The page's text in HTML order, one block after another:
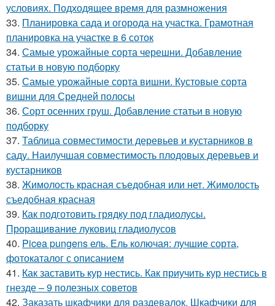
условиях. Подходящее время для размножения
33. Планировка сада и огорода на участка. Грамотная
планировка на участке в 6 соток
34. Самые урожайные сорта черешни. Добавление
статьи в новую подборку
35. Самые урожайные сорта вишни. Кустовые сорта
вишни для Средней полосы
36. Сорт осенних груш. Добавление статьи в новую
подборку
37. Таблица совместимости деревьев и кустарников в
саду. Наилучшая совместимость плодовых деревьев и
кустарников
38. Жимолость красная съедобная или нет. Жимолость
съедобная красная
39. Как подготовить грядку под гладиолусы.
Проращивание луковиц гладиолусов
40. Picea pungens ель. Ель колючая: лучшие сорта,
фотокаталог с описанием
41. Как заставить кур нестись. Как приучить кур нестись в
гнезде – 9 полезных советов
42. Заказать шкафчики для раздевалок. Шкафчики для